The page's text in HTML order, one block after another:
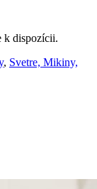
k dispozícii.
, Svetre, Mikiny,